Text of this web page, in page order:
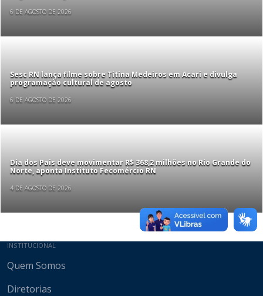
6 DE AGOSTO DE 2026
Sesc RN lança filme sobre Titina Medeiros em Acari e divulga
programação cultural de agosto
6 DE AGOSTO DE 2026
Dia dos Pais deve movimentar R$ 368,2 milhões no Rio Grande do
Norte, aponta Instituto Fecomércio RN
4 DE AGOSTO DE 2026
Mapa do site
INSTITUCIONAL
Quem Somos
Diretorias